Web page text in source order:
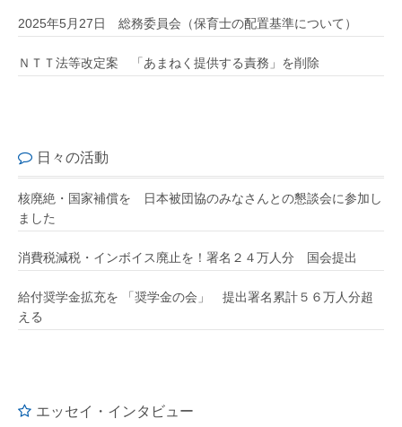
2025年5月27日 総務委員会（保育士の配置基準について）
ＮＴＴ法等改定案 「あまねく提供する責務」を削除
日々の活動
核廃絶・国家補償を 日本被団協のみなさんとの懇談会に参加し
ました
消費税減税・インボイス廃止を！署名２４万人分 国会提出
給付奨学金拡充を 「奨学金の会」 提出署名累計５６万人分超
える
エッセイ・インタビュー